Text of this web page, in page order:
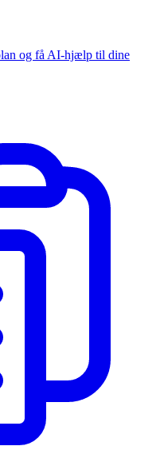
og få AI-hjælp til dine